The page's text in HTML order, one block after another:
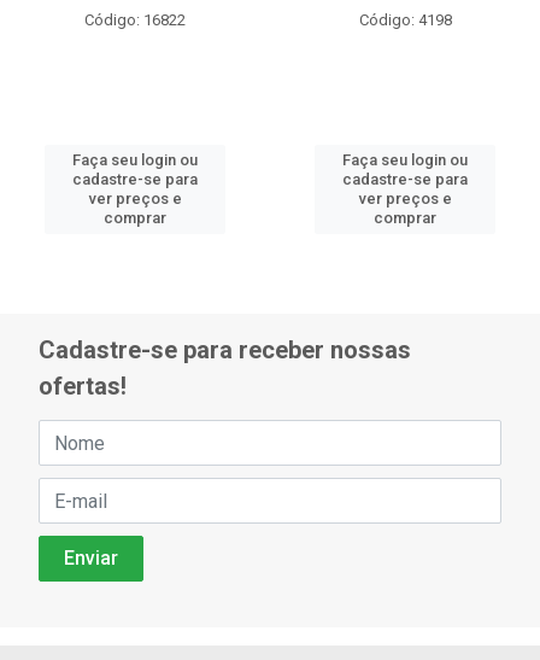
Código: 16822
Faça seu login ou
cadastre-se para
ver preços e
comprar
Código: 4198
Faça seu login ou
cadastre-se para
ver preços e
comprar
Cadastre-se para receber nossas
ofertas!